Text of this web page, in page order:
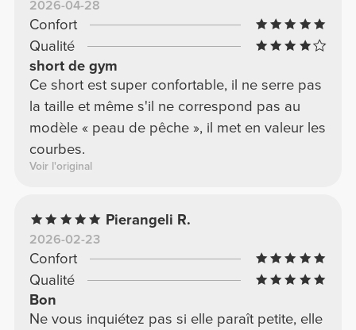
2026-04-28
Confort
Qualité
short de gym
Ce short est super confortable, il ne serre pas
la taille et même s'il ne correspond pas au
modèle « peau de pêche », il met en valeur les
courbes.
Voir l'original
Pierangeli R.
2026-02-23
Confort
Qualité
Bon
Ne vous inquiétez pas si elle paraît petite, elle